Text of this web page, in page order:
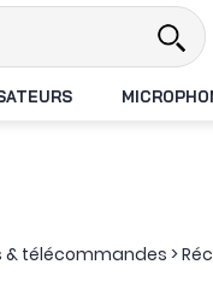
& télécommandes >